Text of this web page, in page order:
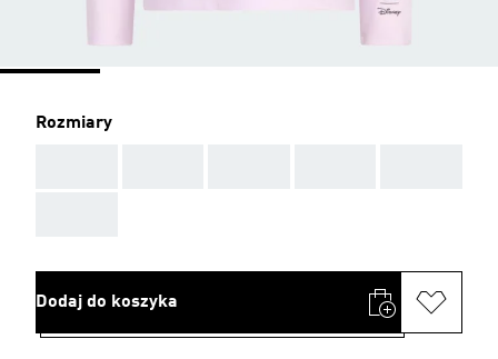
Rozmiary
Dodaj do koszyka